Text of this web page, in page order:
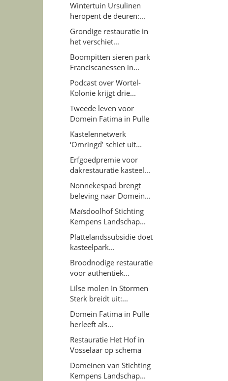
Wintertuin Ursulinen
heropent de deuren:...
Grondige restauratie in
het verschiet...
Boompitten sieren park
Franciscanessen in...
Podcast over Wortel-
Kolonie krijgt drie...
Tweede leven voor
Domein Fatima in Pulle
Kastelennetwerk
‘Omringd’ schiet uit...
Erfgoedpremie voor
dakrestauratie kasteel...
Nonnekespad brengt
beleving naar Domein...
Maïsdoolhof Stichting
Kempens Landschap...
Plattelandssubsidie doet
kasteelpark...
Broodnodige restauratie
voor authentiek...
Lilse molen In Stormen
Sterk breidt uit:...
Domein Fatima in Pulle
herleeft als...
Restauratie Het Hof in
Vosselaar op schema
Domeinen van Stichting
Kempens Landschap...